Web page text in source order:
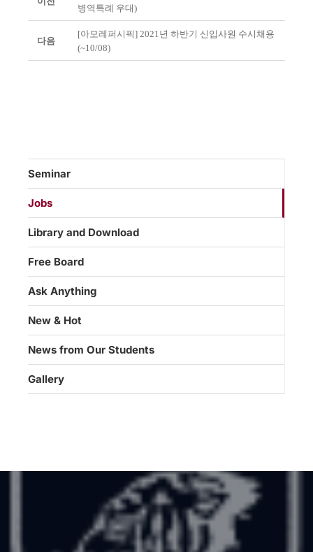
병역특례 우대)
다음
[아모레퍼시픽] 2021년 하반기 신입사원 수시채용
(~10/08)
Seminar
Jobs
Library and Download
Free Board
Ask Anything
New & Hot
News from Our Students
Gallery